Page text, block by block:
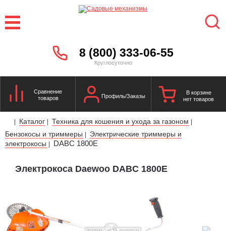
8 (800) 333-06-55
Круглосуточно
Сравнение
товаров
Профиль/Заказы
В корзине
нет товаров
| Каталог | Техника для кошения и ухода за газоном |
Бензокосы и триммеры |
Электрические триммеры и
электрокосы | DABC 1800E
Электрокоса Daewoo DABC 1800E